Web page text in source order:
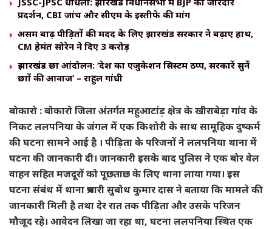
प्रदर्शन, CBI जांच और सीएम के इस्तीफे की मांग
असम बाढ़ पीड़ितों की मदद के लिए झारखंड सरकार ने बढ़ाए हाथ,
CM हेमंत सोरेन ने दिए ₹3 करोड़
झारखंड छात्र आंदोलन: ‘देश का एजुकेशन सिस्टम ठप्प, सरकारें सुनें
छात्रों की आवाज’ – राहुल गांधी
बोकारो : बोकारो जिला अंतर्गत महुआटांड़ क्षेत्र के खीराबेड़ा गांव के
निकट ललपनिया के जंगल में एक किशोरी के साथ सामूहिक दुष्कर्म
की घटना सामने आई है । पीड़िता के परिजनों ने ललपनिया थाना में
घटना की जानकारी दी। जानकारी इसके बाद पुलिस ने एक बोर वेल
वाहन सहित मजदूरों को पूछताछ के लिए थाना लाया गया। इस
घटना संबंध में थाना प्रभारी सुबोध कुमार दास ने बताया कि मामले की
जानकारी मिली है तथा देर रात तक पीड़िता और उसके परिजन
मौजूद रहे। आवेदन लिखा जा रहा था, घटना ललपनिया स्थित एक